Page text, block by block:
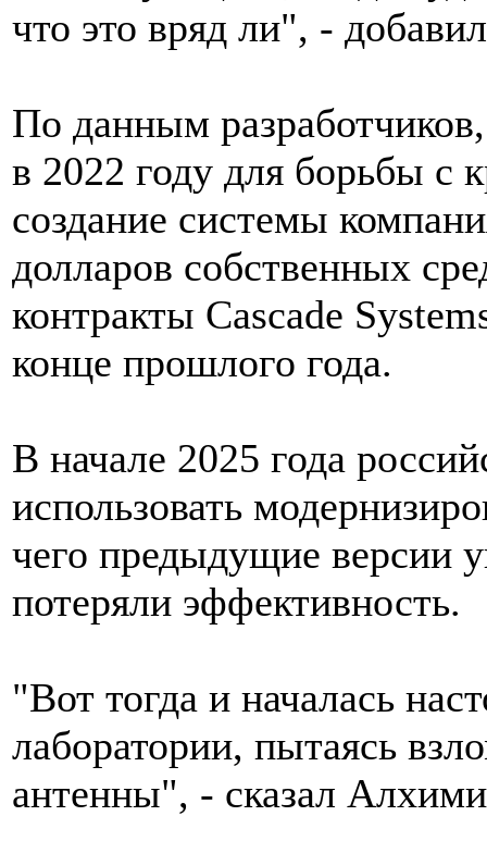
что это вряд ли", -
По данным
в 2022 году для борьбы с
создание системы
долларов собственных
контракты Cascade
конце прошлого года.
В начале 2025 года
использовать
чего предыдущие версии
потеряли эффективность.
"Вот тогда и началась
лаборатории, пытаясь
антенны", - сказал